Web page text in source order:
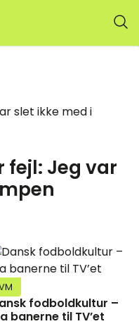
fejl: Jeg var
fodboldkultur –
banerne til TV’et